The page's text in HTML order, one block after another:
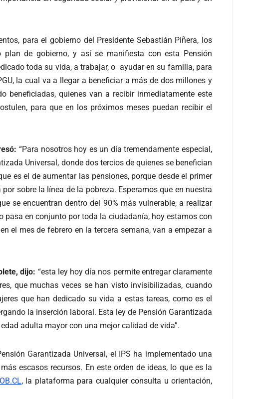
para el gobierno del Presidente Sebastián Piñera, los
de gobierno, y así se manifiesta con esta Pensión
toda su vida, a trabajar, o ayudar en su familia, para
la cual va a llegar a beneficiar a más de dos millones y
beneficiadas, quienes van a recibir inmediatamente este
para que en los próximos meses puedan recibir el
“Para nosotros hoy es un día tremendamente especial,
Universal, donde dos tercios de quienes se benefician
es el de aumentar las pensiones, porque desde el primer
sobre la línea de la pobreza. Esperamos que en nuestra
se encuentran dentro del 90% más vulnerable, a realizar
pasa en conjunto por toda la ciudadanía, hoy estamos con
el mes de febrero en la tercera semana, van a empezar a
dijo: “esta ley hoy día nos permite entregar claramente
que muchas veces se han visto invisibilizadas, cuando
que han dedicado su vida a estas tareas, como es el
la inserción laboral. Esta ley de Pensión Garantizada
adulta mayor con una mejor calidad de vida”.
Garantizada Universal, el IPS ha implementado una
escasos recursos. En este orden de ideas, lo que es la
, la plataforma para cualquier consulta u orientación,